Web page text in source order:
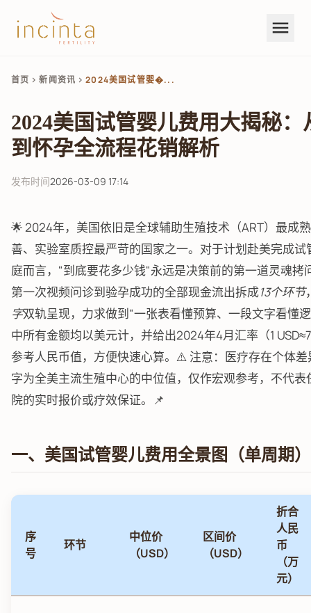
menu
首页 chevron_right新闻资讯 chevron_right2024美国试管婴�...
2024美国试管婴儿费用大揭秘：
到怀孕全流程花销解析
发布时间2026-03-09 17:14
🌟 2024年，美国依旧是全球辅助生殖技术（ART）最成
善、实验室质控最严苛的国家之一。对于计划赴美完成试
庭而言，"到底要花多少钱"永远是决策前的第一道灵魂拷
第一次视频问诊到验孕成功的全部现金流出拆成13个环节
字双轨呈现，力求做到"一张表看懂预算、一段文字看懂
中所有金额均以美元计，并给出2024年4月汇率（1
参考人民币值，方便快速心算。⚠️ 注意：医疗存在个体
字为全美主流生殖中心的中位值，仅作宏观参考，不代表
院的实时报价或疗效保证。📌
一、美国试管婴儿费用全景图（单周期）
序
号
环节
中位价
（USD）
区间价
（USD）
折合
人民
币
（万
元）